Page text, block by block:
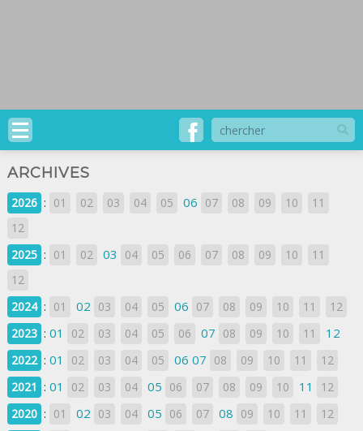
ARCHIVES
2026 : 01 02 03 04 05 06 07 08 09 10
11
12
2025 : 01 02 03 04 05 06 07 08 09 10
11
12
2024 : 01 02 03 04 05 06 07 08 09 10 11
12
2023 : 01 02 03 04 05 06 07 08 09 10 11 12
2022 : 01 02 03 04 05 06 07 08 09 10 11
12
2021 : 01 02 03 04 05 06 07 08 09 10 11
12
2020 : 01 02 03 04 05 06 07 08 09 10 11
12